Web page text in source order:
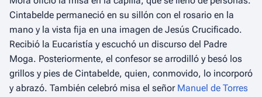
Cintabelde permaneció en su sillón con el rosario en la
mano y la vista fija en una imagen de Jesús Crucificado.
Recibió la Eucaristía y escuchó un discurso del Padre
Moga. Posteriormente, el confesor se arrodilló y besó los
grillos y pies de Cintabelde, quien, conmovido, lo incorporó
y abrazó. También celebró misa el señor Manuel de Torres